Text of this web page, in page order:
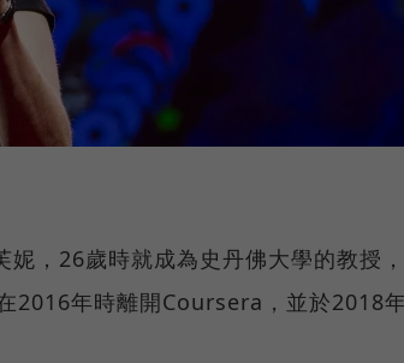
，26歲時就成為史丹佛大學的教授，
2016年時離開Coursera，並於2018